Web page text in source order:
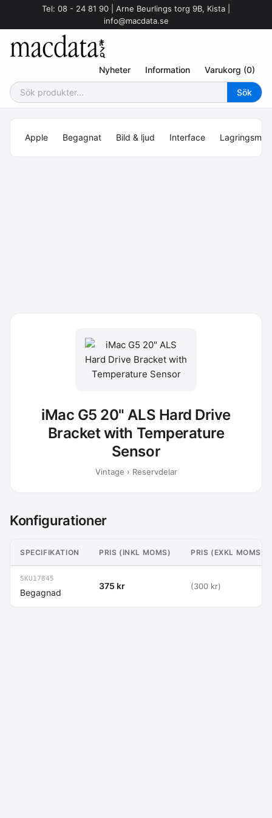
Tel: 08 - 24 81 90 | Arne Beurlings torg 9B, Kista |
info@macdata.se
Nyheter Information Varukorg (0)
Apple Begagnat Bild & ljud Interface
iMac G5 20" ALS Hard Drive
Bracket with Temperature
Sensor
Vintage › Reservdelar
Konfigurationer
SPECIFIKATION PRIS (INKL MOMS) PRIS (EXKL MOMS)
SKU17845
Begagnad
375 kr (300 kr)